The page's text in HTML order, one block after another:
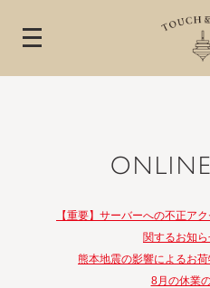
【重要】サーバーへの不正ア
関するお知
熊本地震の影響によるお
8月の休業